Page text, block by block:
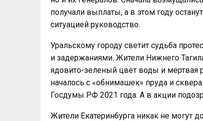
получали выплаты, а в этом году
ситуацией руководство.
Уральскому городу светит судьба
и задержаниями. Жители Нижнего
ядовито-зеленый цвет воды и мертвая
началось с «обнимашек» пруда и
Госдумы РФ 2021 года. А в акции
Жители Екатеринбурга никак не могут